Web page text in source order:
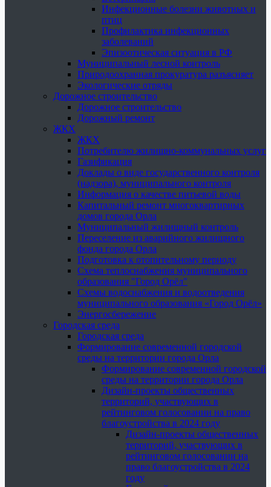
Инфекционные болезни животных и
птиц
Профилактика инфекционных
заболеваний
Эпизоотическая ситуация в РФ
Муниципальный лесной контроль
Природоохранная прокуратура разъясняет
Экологические отряды
Дорожное строительство
Дорожное строительство
Дорожный ремонт
ЖКХ
ЖКХ
Потребителю жилищно-коммунальных услуг
Газификация
Доклады о виде государственного контроля
(надзора), муниципального контроля
Информация о качестве питьевой воды
Капитальный ремонт многоквартирных
домов города Орла
Муниципальный жилищный контроль
Переселение из аварийного жилищного
фонда города Орла
Подготовка к отопительному периоду
Схема теплоснабжения муниципального
образования "Город Орёл"
Схемы водоснабжения и водоотведения
муниципального образования «Город Орёл»
Энергосбережение
Городская среда
Городская среда
Формирование современной городской
среды на территории города Орла
Формирование современной городской
среды на территории города Орла
Дизайн-проекты общественных
территорий, участвующих в
рейтинговом голосовании на право
благоустройства в 2024 году
Дизайн-проекты общественных
территорий, участвующих в
рейтинговом голосовании на
право благоустройства в 2024
году